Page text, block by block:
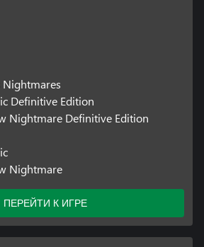
Nightmares
Definitive Edition
Nightmare Definitive Edition
Nightmare
ПЕРЕЙТИ К ИГРЕ